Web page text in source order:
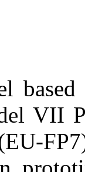
VII